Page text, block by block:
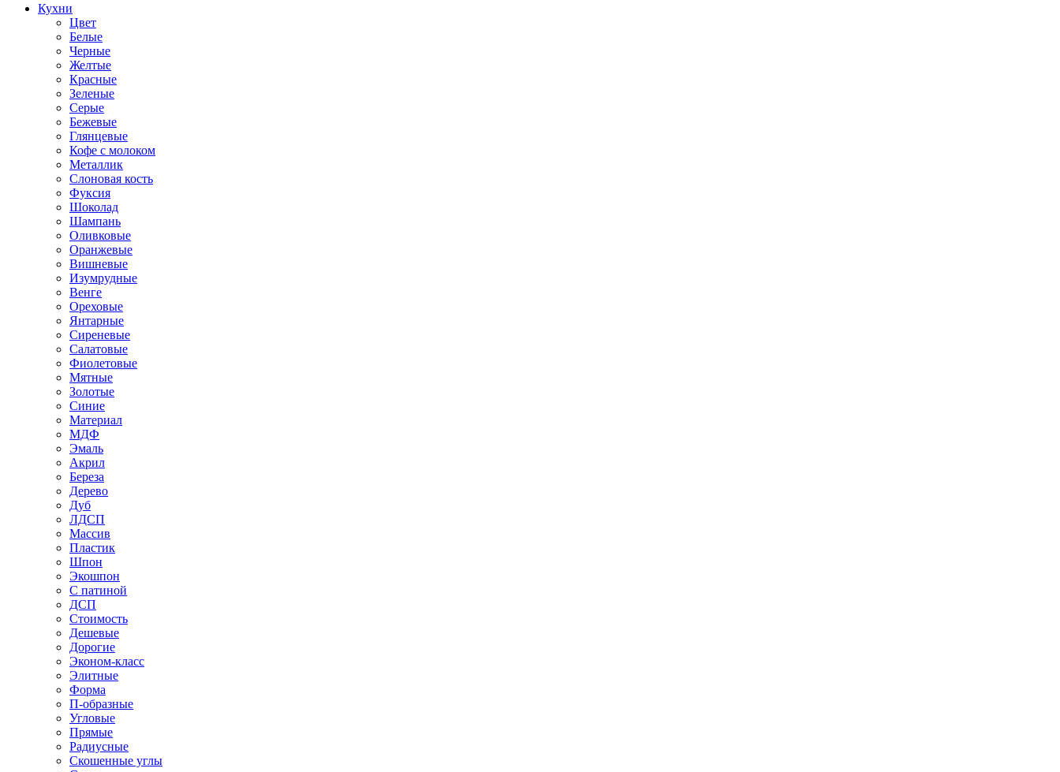
Кухни
Цвет
Белые
Черные
Желтые
Красные
Зеленые
Серые
Бежевые
Глянцевые
Кофе с молоком
Металлик
Слоновая кость
Фуксия
Шоколад
Шампань
Оливковые
Оранжевые
Вишневые
Изумрудные
Венге
Ореховые
Янтарные
Сиреневые
Салатовые
Фиолетовые
Мятные
Золотые
Синие
Материал
МДФ
Эмаль
Акрил
Береза
Дерево
Дуб
ЛДСП
Массив
Пластик
Шпон
Экошпон
С патиной
ДСП
Стоимость
Дешевые
Дорогие
Эконом-класс
Элитные
Форма
П-образные
Угловые
Прямые
Радиусные
Скошенные углы